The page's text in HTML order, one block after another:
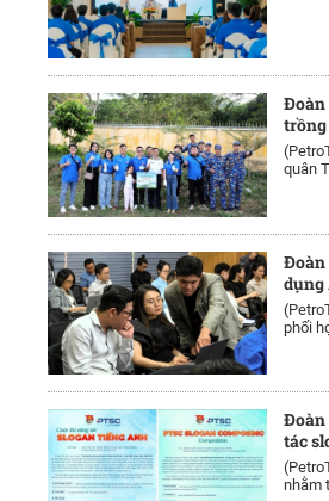
Đoàn
trồng
quân
Đoàn
dụng
phối
Đoàn
tác
nhằm